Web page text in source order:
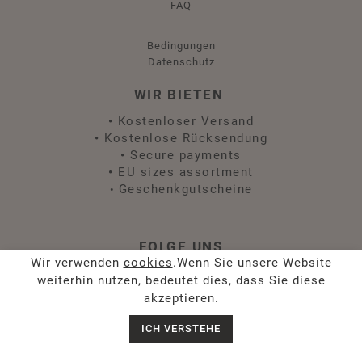
Wir verwenden cookies.Wenn Sie unsere Website
weiterhin nutzen, bedeutet dies, dass Sie diese
akzeptieren.
ICH VERSTEHE
FAQ
Bedingungen
Datenschutz
WIR BIETEN
• Kostenloser Versand
• Kostenlose Rücksendung
• Secure payments
• EU sizes assortment
• Geschenkgutscheine
FOLGE UNS
Geben Sie unten Ihre E-Mail-Adresse ein, um Neuigkeiten